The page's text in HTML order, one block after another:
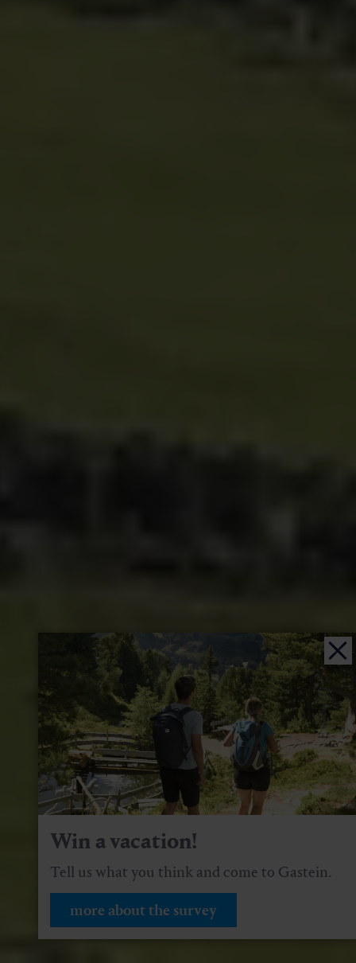
Win a vacation!
Tell us what you think and come to Gastein.
more about the survey